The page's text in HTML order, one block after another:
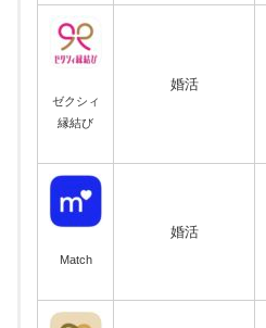
ゼクシィ
縁結び
婚活
Match
婚活